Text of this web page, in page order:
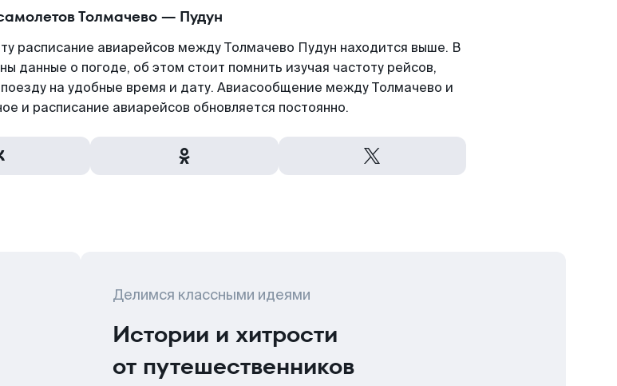
Толмачево — Пудун
расписание авиарейсов между Толмачево Пудун находится выше. В
данные о погоде, об этом стоит помнить изучая частоту рейсов,
на удобные время и дату. Авиасообщение между Толмачево и
и расписание авиарейсов обновляется постоянно.
Делимся классными идеями
Истории и хитрости
от путешественников